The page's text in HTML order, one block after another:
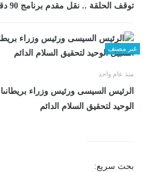
توقف الحلقة .. نقل مقدم برنامج 90 دقيقة إلى المستشفى في وعكة
غير مصنف
منذ عام واحد
الرئيس السيسى ورئيس وزراء
الوحيد لتحقيق السلام الدائم
بحث سريع: